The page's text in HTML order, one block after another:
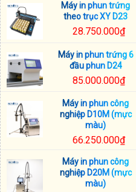
Máy in phun trứng
theo trục XY D23
28.750.000₫
Máy in phun trứng 6
đầu phun D24
85.000.000₫
Máy in phun công
nghiệp D10M (mực
màu)
66.250.000₫
Máy in phun công
nghiệp D20M (mực
màu)